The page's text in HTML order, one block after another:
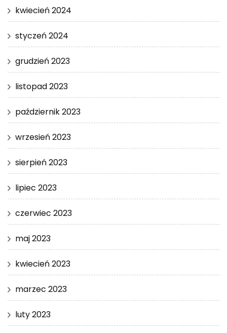
kwiecień 2024
styczeń 2024
grudzień 2023
listopad 2023
październik 2023
wrzesień 2023
sierpień 2023
lipiec 2023
czerwiec 2023
maj 2023
kwiecień 2023
marzec 2023
luty 2023